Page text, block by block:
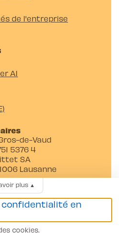
de l'entreprise
A1
de-Vaud
5376 4
SA
Lausanne
plus▲
en
cookies.